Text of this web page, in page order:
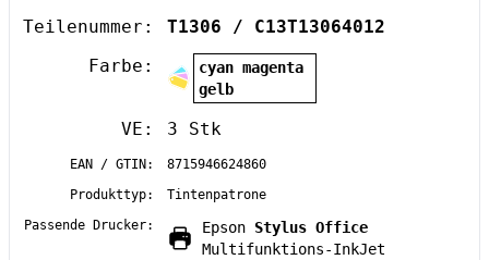
Teilenummer:
T1306 / C13T13064012
Farbe:
cyan magenta
gelb
VE: 3 Stk
EAN / GTIN:
8715946624860
Produkttyp:
Tintenpatrone
Passende Drucker:
Epson Stylus Office
Multifunktions-InkJet